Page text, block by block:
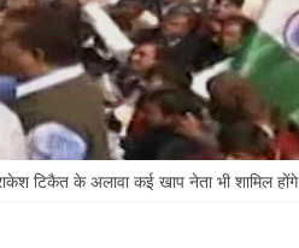
टिकैत के अलावा कई खाप नेता भी शामिल होंगे